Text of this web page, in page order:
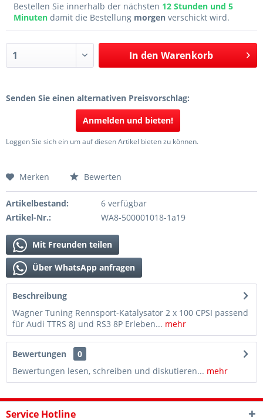
Bestellen Sie innerhalb der nächsten 12 Stunden und 5
Minuten damit die Bestellung morgen verschickt wird.
In den Warenkorb
Senden Sie einen alternativen Preisvorschlag:
Anmelden und bieten!
Loggen Sie sich ein um auf diesen Artikel bieten zu können.
Merken Bewerten
Artikelbestand:
6 verfügbar
Artikel-Nr.:
WA8-500001018-1a19
Mit Freunden teilen
Über WhatsApp anfragen
Beschreibung
Wagner Tuning Rennsport-Katalysator 2 x 100 CPSI passend
für Audi TTRS 8J und RS3 8P Erleben... mehr
Bewertungen
0
Bewertungen lesen, schreiben und diskutieren... mehr
Service Hotline